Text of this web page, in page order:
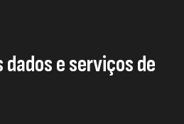
dados e serviços de